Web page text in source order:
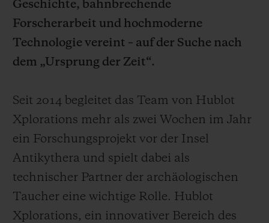
Geschichte, bahnbrechende
Forscherarbeit und hochmoderne
Technologie vereint – auf der Suche nach
dem „Ursprung der Zeit“.
Seit 2014 begleitet das Team von Hublot
Xplorations mehr als zwei Wochen im Jahr
ein Forschungsprojekt vor der Insel
Antikythera und spielt dabei als
technischer Partner der archäologischen
Taucher eine wichtige Rolle. Hublot
Xplorations, ein innovativer Bereich des